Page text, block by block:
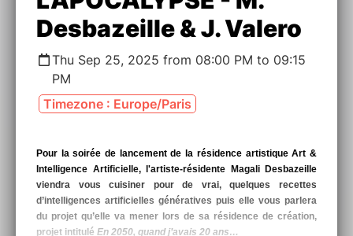
Desbazeille & J. Valero
Thu Sep 25, 2025 from 08:00 PM to 09:15
PM
Timezone : Europe/Paris
Pour la soirée de lancement de la résidence artistique Art &
Intelligence Artificielle, l'artiste-résidente Magali Desbazeille
viendra vous cuisiner pour de vrai, quelques recettes
d’intelligences artificielles génératives puis elle vous parlera
du projet qu’elle va mener lors de sa résidence de création,
projet intitulé En 2050, quand j’avais 20 ans…